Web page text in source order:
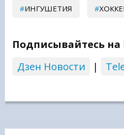
ИНГУШЕТИЯ
Подписывайтесь на
Дзен Новости
|